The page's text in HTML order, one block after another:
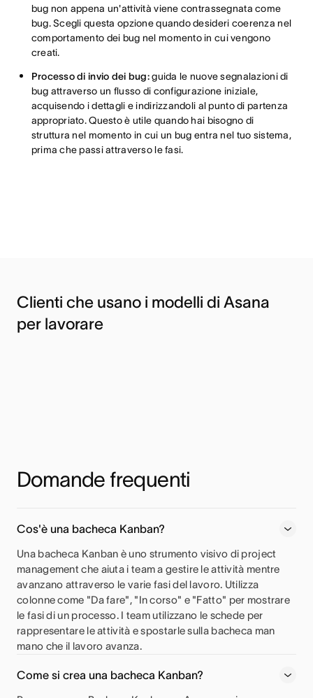
bug non appena un'attività viene contrassegnata come
bug. Scegli questa opzione quando desideri coerenza nel
comportamento dei bug nel momento in cui vengono
creati.
Processo di invio dei bug:guida le nuove segnalazioni di
bug attraverso un flusso di configurazione iniziale,
acquisendo i dettagli e indirizzandoli al punto di partenza
appropriato. Questo è utile quando hai bisogno di
struttura nel momento in cui un bug entra nel tuo sistema,
prima che passi attraverso le fasi.
Clienti che usano i modelli di Asana
per lavorare
Domande frequenti
Cos'è una bacheca Kanban?
Una bacheca Kanban è uno strumento visivo di project
management che aiuta i team a gestire le attività mentre
avanzano attraverso le varie fasi del lavoro. Utilizza
colonne come "Da fare", "In corso" e "Fatto" per mostrare
le fasi di un processo. I team utilizzano le schede per
rappresentare le attività e spostarle sulla bacheca man
mano che il lavoro avanza.
Come si crea una bacheca Kanban?